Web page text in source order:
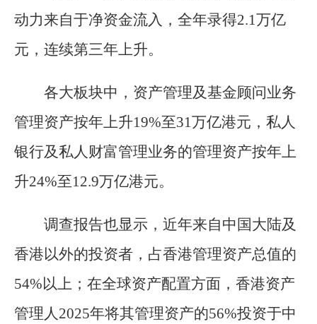
动力来自于净资金流入，全年录得2.1万亿
元，连续第三年上升。
各大板块中，资产管理及基金顾问业务
管理资产按年上升19%至31万亿港元，私人
银行及私人财富管理业务的管理资产按年上
升24%至12.9万亿港元。
调查报告也显示，近年来自中国大陆及
香港以外的投资者，占香港管理资产总值的
54%以上；在全球资产配置方面，香港资产
管理人2025年将其管理资产的56%投资于中